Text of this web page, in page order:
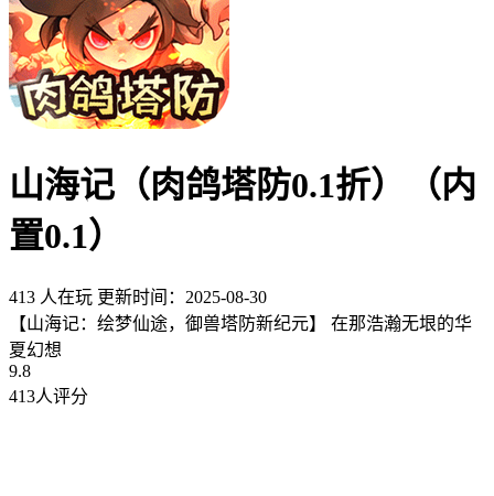
山海记（肉鸽塔防0.1折）（内
置0.1）
413 人在玩 更新时间：2025-08-30
【山海记：绘梦仙途，御兽塔防新纪元】 在那浩瀚无垠的华
夏幻想
9.8
413人评分